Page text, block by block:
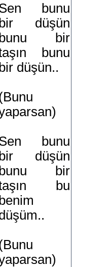
bunu
düşün
bir
bunu
düşün..
bunu
düşün
bir
bu